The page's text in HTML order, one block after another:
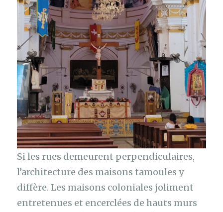
Si les rues demeurent perpendiculaires,
l’architecture des maisons tamoules y
diffère. Les maisons coloniales joliment
entretenues et encerclées de hauts murs